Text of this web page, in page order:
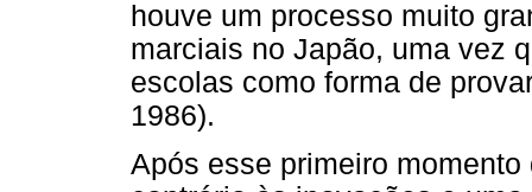
houve um processo muito
marciais no Japão, uma vez
escolas como forma de
1986).
Após esse primeiro